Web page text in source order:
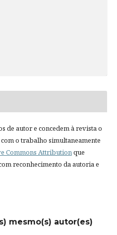
de autor e concedem à revista o
o trabalho simultaneamente
Commons Attributionque
reconhecimento da autoria e
mesmo(s) autor(es)